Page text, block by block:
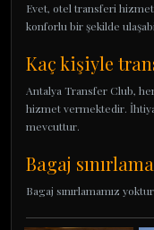
Evet, otel transferi
konforlu bir şekilde
Kaç kişiyle
Antalya Transfer Club,
hizmet vermektedir.
mevcuttur.
Bagaj
Bagaj sınırlamamız